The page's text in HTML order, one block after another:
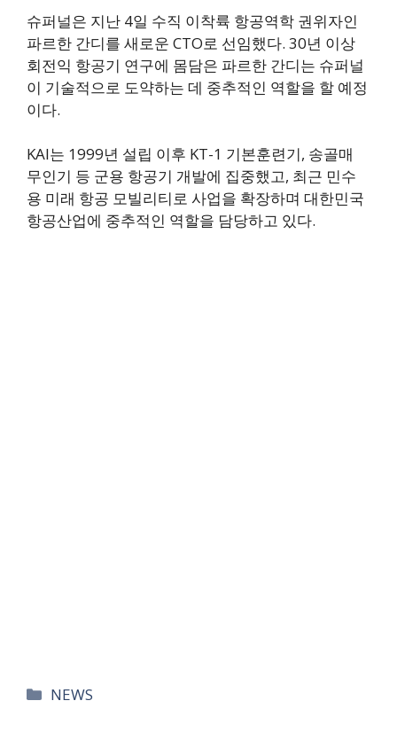
슈퍼널은 지난 4일 수직 이착륙 항공역학 권위자인
파르한 간디를 새로운 CTO로 선임했다. 30년 이상
회전익 항공기 연구에 몸담은 파르한 간디는 슈퍼널
이 기술적으로 도약하는 데 중추적인 역할을 할 예정
이다.
KAI는 1999년 설립 이후 KT-1 기본훈련기, 송골매
무인기 등 군용 항공기 개발에 집중했고, 최근 민수
용 미래 항공 모빌리티로 사업을 확장하며 대한민국
항공산업에 중추적인 역할을 담당하고 있다.
카
NEWS